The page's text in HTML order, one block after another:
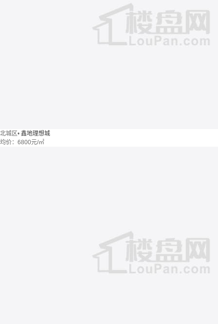
北城区• 鑫地理想城
均价： 6800元/㎡